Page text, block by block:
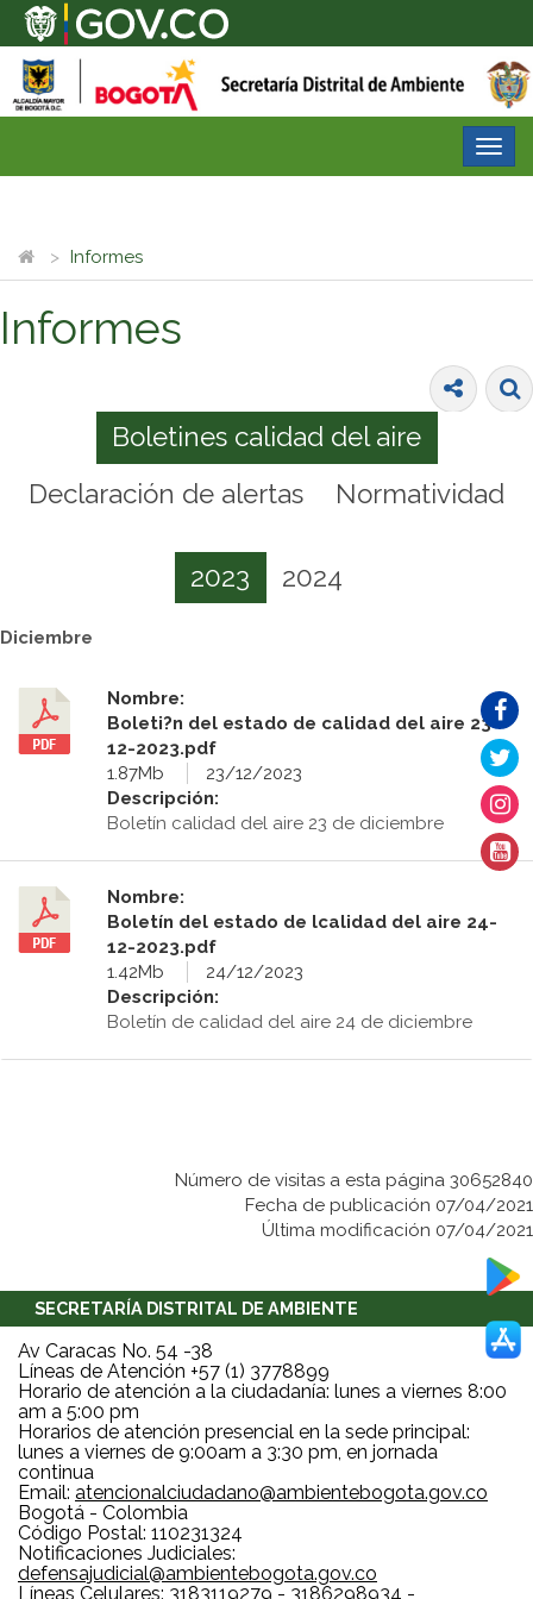
Informes
Informes
Boletines calidad del aire
Declaración de alertas
Normatividad
2023 2024
Diciembre
Nombre:
Boleti?n del estado de calidad del aire 23-
12-2023.pdf
1.87Mb
23/12/2023
Descripción:
Boletín calidad del aire 23 de diciembre
Nombre:
Boletín del estado de lcalidad del aire 24-
12-2023.pdf
1.42Mb
24/12/2023
Descripción:
Boletín de calidad del aire 24 de diciembre
Número de visitas a esta página 30652840
Fecha de publicación 07/04/2021
Última modificación 07/04/2021
SECRETARÍA DISTRITAL DE AMBIENTE
Av Caracas No. 54 -38
Líneas de Atención +57 (1) 3778899
Horario de atención a la ciudadanía: lunes a viernes 8:00
am a 5:00 pm
Horarios de atención presencial en la sede principal:
lunes a viernes de 9:00am a 3:30 pm, en jornada
continua
Email: atencionalciudadano@ambientebogota.gov.co
Bogotá - Colombia
Código Postal: 110231324
Notificaciones Judiciales:
defensajudicial@ambientebogota.gov.co
Líneas Celulares: 3183119279 - 3186298934 -